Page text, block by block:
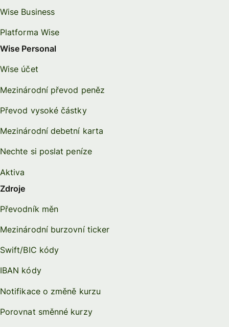
Wise Business
Platforma Wise
Wise Personal
Wise účet
Mezinárodní převod peněz
Převod vysoké částky
Mezinárodní debetní karta
Nechte si poslat peníze
Aktiva
Zdroje
Převodník měn
Mezinárodní burzovní ticker
Swift/BIC kódy
IBAN kódy
Notifikace o změně kurzu
Porovnat směnné kurzy